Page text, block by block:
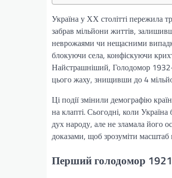
Україна у ХХ столітті
забрав мільйони життів,
неврожаями чи нещасними
блокуючи села, конфіскуючи
Найстрашніший, Голодомор
цього жаху, знищивши до 4
Ці події змінили демографію
на клапті. Сьогодні, коли
дух народу, але не зламала його
доказами, щоб зрозуміти масштаб
Перший голодомор